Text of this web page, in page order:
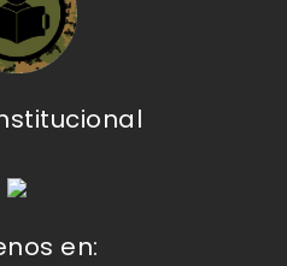
en: